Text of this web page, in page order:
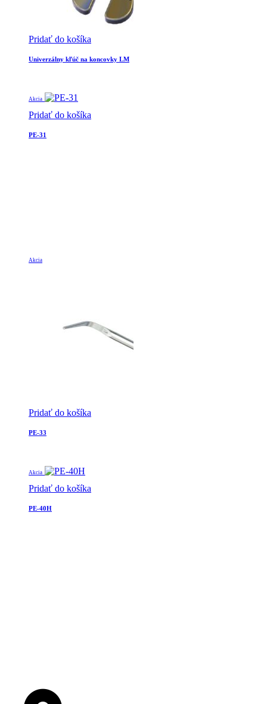
Pridať do košíka
Univerzálny kľúč na koncovky LM
Akcia
Pridať do košíka
PE-31
Akcia
Pridať do košíka
PE-33
Akcia
Pridať do košíka
PE-40H